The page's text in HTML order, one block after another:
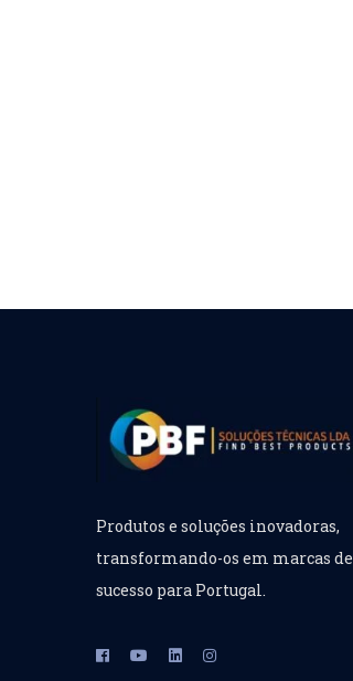
Produtos e soluções inovadoras,
transformando-os em marcas de
sucesso para Portugal.